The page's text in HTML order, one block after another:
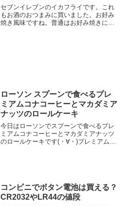
セブンイレブンのイカフライです。これ
もお酒のおつまみに買いました。お好み
焼き風味ですね。普通はお好み焼きにい
ローソン スプーンで食べるプレ
ミアムコナコーヒーとマカダミア
ナッツのロールケーキ
今日はローソンでスプーンで食べるプレ
ミアムコナコーヒーとマカダミアナッツ
のロールケーキです(・∀・)プレミアムロ
コンビニでボタン電池は買える？
CR2032やLR44の値段